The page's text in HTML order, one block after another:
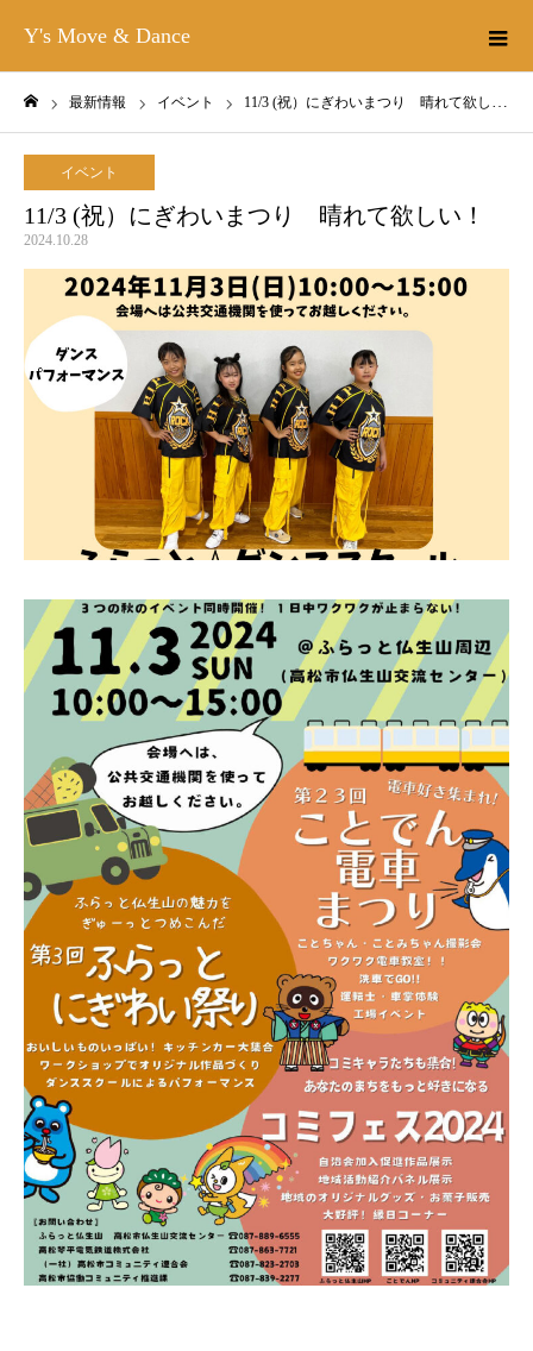
Y's Move & Dance
最新情報 イベント 11/3 (祝）にぎわいまつり 晴れて欲しい！
イベント
11/3 (祝）にぎわいまつり 晴れて欲しい！
2024.10.28